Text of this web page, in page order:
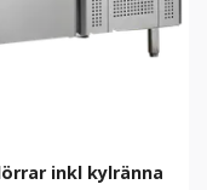
inkl kylränna